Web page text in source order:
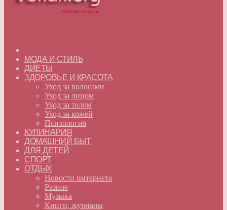
МОДА И СТИЛЬ
ДИЕТЫ
ЗДОРОВЬЕ И КРАСОТА
Уход за волосами
Уход за лицом
Уход за телом
Уход за кожей
Психология
КУЛИНАРИЯ
ДОМАШНИЙ БЫТ
ДЛЯ ДЕТЕЙ
СПОРТ
ОТДЫХ
Новости интернета
Разное
Музыка
Книги, журналы